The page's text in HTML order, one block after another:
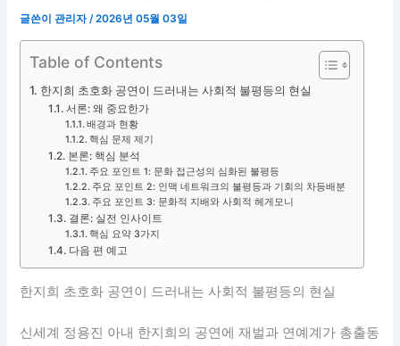
글쓴이관리자/2026년 05월 03일
Table of Contents
한지희 초호화 공연이 드러내는 사회적 불평등의 현실
서론: 왜 중요한가
배경과 현황
핵심 문제 제기
본론: 핵심 분석
주요 포인트 1: 문화 접근성의 심화된 불평등
주요 포인트 2: 인맥 네트워크의 불평등과 기회의 차등배분
주요 포인트 3: 문화적 지배와 사회적 헤게모니
결론: 실전 인사이트
핵심 요약 3가지
다음 편 예고
한지희 초호화 공연이 드러내는 사회적 불평등의 현실
신세계 정용진 아내 한지희의 공연에 재벌과 연예계가 총출동